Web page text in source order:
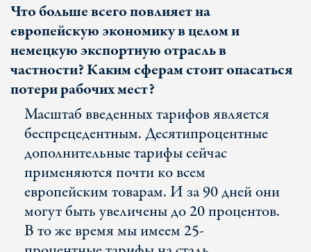
Что больше всего повлияет на
европейскую экономику в целом и
немецкую экспортную отрасль в
частности? Каким сферам стоит опасаться
потери рабочих мест?
Масштаб введенных тарифов является
беспрецедентным. Десятипроцентные
дополнительные тарифы сейчас
применяются почти ко всем
европейским товарам. И за 90 дней они
могут быть увеличены до 20 процентов.
В то же время мы имеем 25-